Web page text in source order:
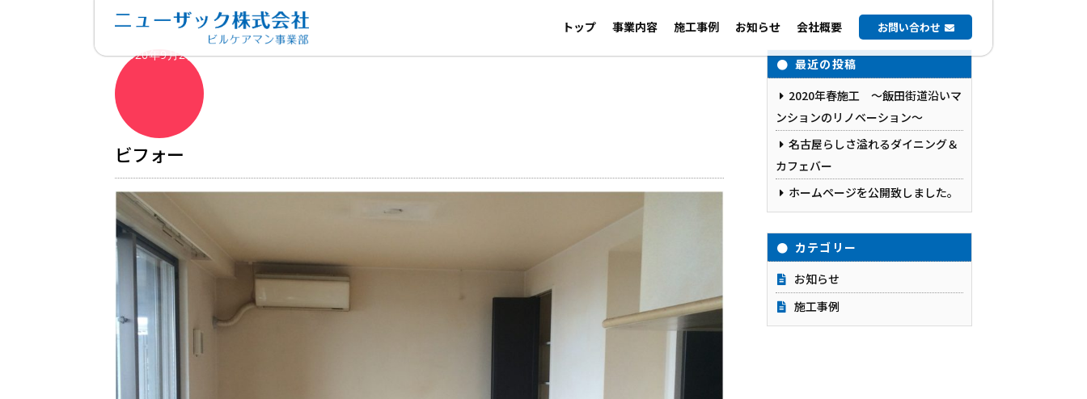
トップ 事業内容 施工事例 お知らせ 会社概要
お問い合わせ
2020年9月2日
ビフォー
最近の投稿
2020年春施工 ～飯田街道沿いマ
ンションのリノベーション～
名古屋らしさ溢れるダイニング＆
カフェバー
ホームページを公開致しました。
カテゴリー
お知らせ
施工事例